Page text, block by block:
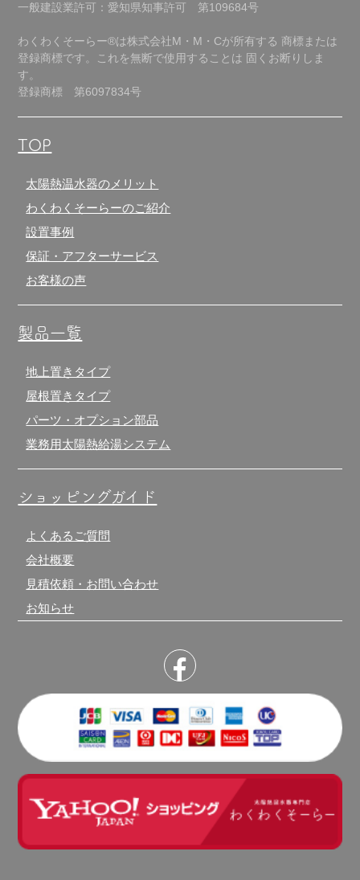
一般建設業許可：愛知県知事許可 第109684号
わくわくそーらー®は株式会社M・M・Cが所有する 商標または
登録商標です。これを無断で使用することは 固くお断りしま
す。
登録商標 第6097834号
TOP
太陽熱温水器のメリット
わくわくそーらーのご紹介
設置事例
保証・アフターサービス
お客様の声
製品一覧
地上置きタイプ
屋根置きタイプ
パーツ・オプション部品
業務用太陽熱給湯システム
ショッピングガイド
よくあるご質問
会社概要
見積依頼・お問い合わせ
お知らせ